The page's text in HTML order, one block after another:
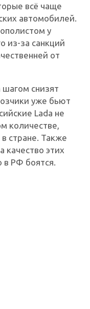
всё чаще
автомобилей.
у
из-за санкций
от
снизят
уже бьют
Lada не
количестве,
стране. Также
качество этих
в РФ боятся.